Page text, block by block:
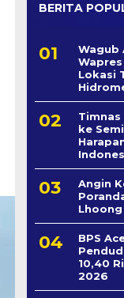
BERITA
Wagub
Lokasi
Timnas
ke
Angin
Lhoong
BPS
10,40
2026